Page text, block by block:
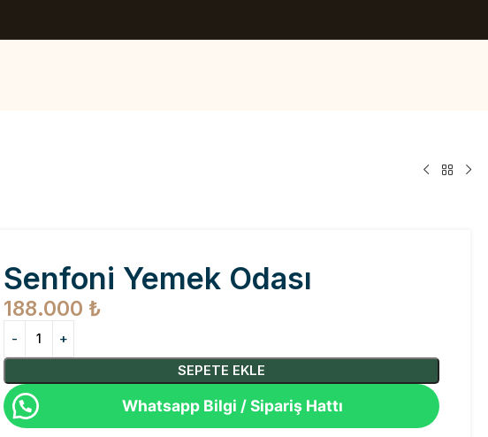
Senfoni Yemek Odası
188.000 ₺
SEPETE EKLE
Whatsapp Bilgi / Sipariş Hattı